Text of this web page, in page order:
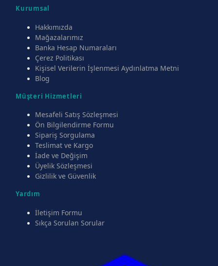
Kurumsal
Hakkımızda
Mağazalarımız
Banka Hesap Numaraları
Çerez Politikası
Kişisel Verilerin İşlenmesi Aydınlatma Metni
Blog
Müşteri Hizmetleri
Mesafeli Satış Sözleşmesi
Ön Bilgilendirme Formu
Sipariş Sorgulama
Teslimat ve Kargo
İade ve Değişim
Üyelik Sözleşmesi
Gizlilik ve Güvenlik
Yardım
İletişim Formu
Sıkça Sorulan Sorular